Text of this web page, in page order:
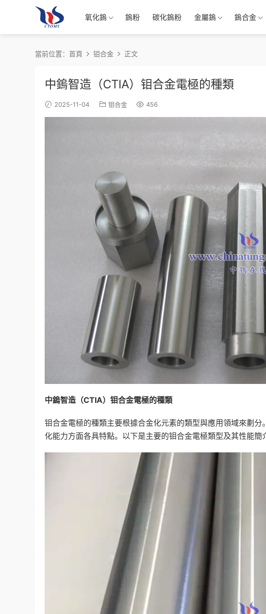
氧化鎢 鎢粉 碳化鎢粉 金屬鎢 鎢合金
當前位置： 首頁 钼合金 正文
中鎢智造（CTIA）钼合金電極的種類
2025-11-04 钼合金 456
中鎢智造（CTIA）钼合金電極的種類
钼合金電極的種類主要根據合金化元素的類型與應用領域來劃
化能力方面各具特點。以下是主要的钼合金電極類型及其性能簡